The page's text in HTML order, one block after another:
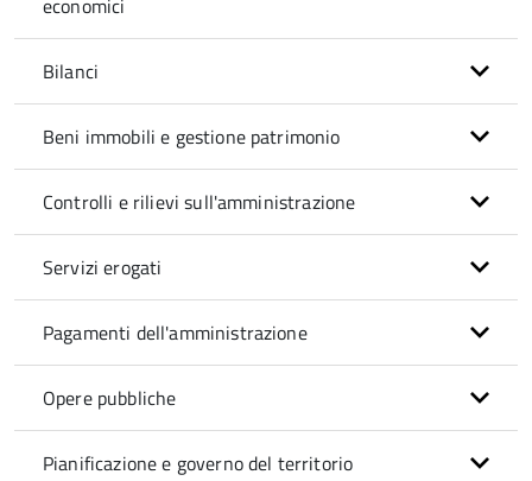
economici
Bilanci
Beni immobili e gestione patrimonio
Controlli e rilievi sull'amministrazione
Servizi erogati
Pagamenti dell'amministrazione
Opere pubbliche
Pianificazione e governo del territorio